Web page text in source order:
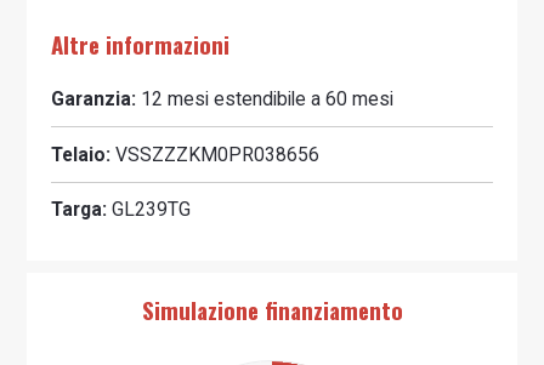
Altre informazioni
Garanzia: 12 mesi estendibile a 60 mesi
Telaio: VSSZZZKM0PR038656
Targa: GL239TG
Simulazione finanziamento